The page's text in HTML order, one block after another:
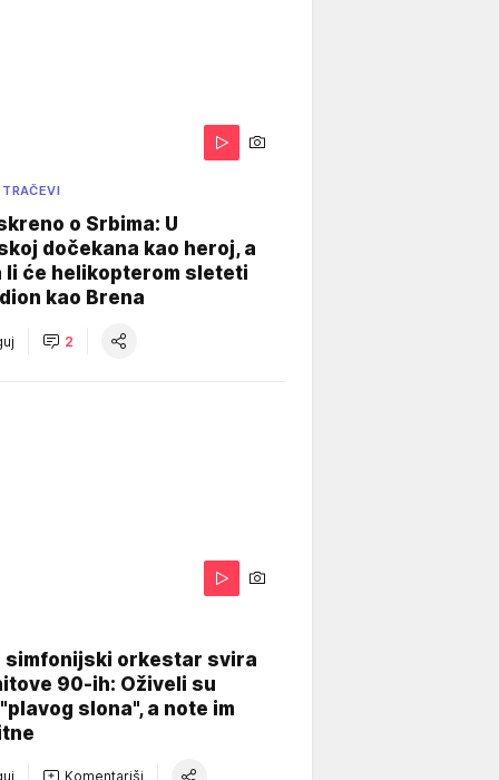
o Srbima: U
dočekana kao heroj, a
li će helikopterom sleteti
kao Brena
2
simfonijski orkestar svira
90-ih: Oživeli su
slona", a note im
Komentariši